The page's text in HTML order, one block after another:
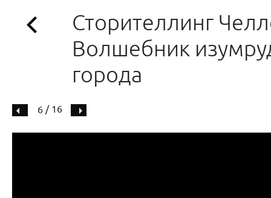
Сторителлинг
Волшебник
города
6 / 16